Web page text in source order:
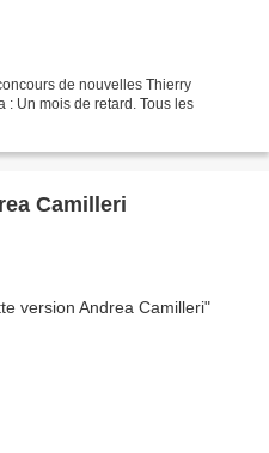
de nouvelles Thierry
: Un mois de retard. Tous les
Camilleri